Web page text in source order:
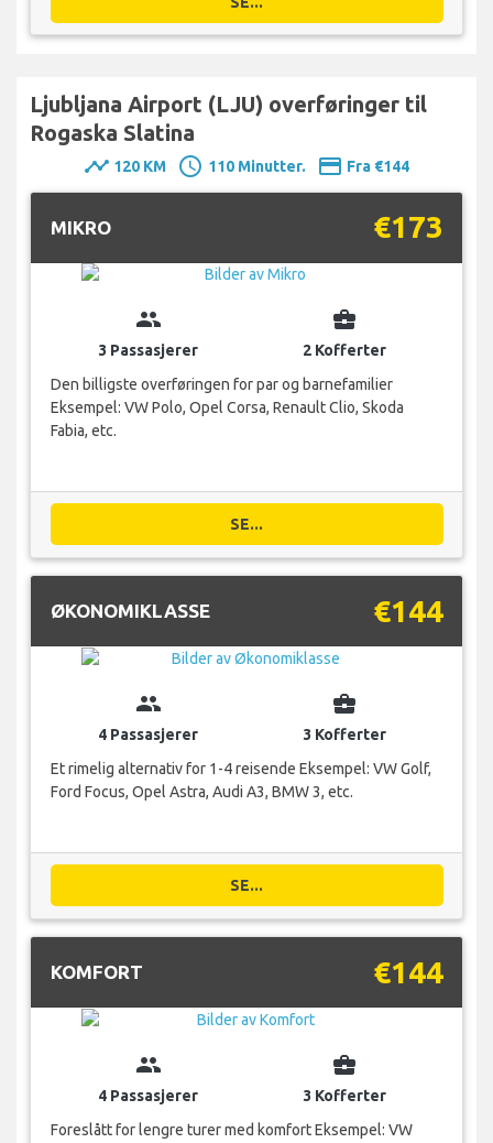
Ljubljana Airport (LJU) overføringer til
Rogaska Slatina
timeline 120 KM schedule 110 Minutter. payment Fra €144
MIKRO €173
group
3 Passasjerer
business_center
2 Kofferter
Den billigste overføringen for par og barnefamilier
Eksempel: VW Polo, Opel Corsa, Renault Clio, Skoda
Fabia, etc.
SE...
ØKONOMIKLASSE €144
group
4 Passasjerer
business_center
3 Kofferter
Et rimelig alternativ for 1-4 reisende Eksempel: VW Golf,
Ford Focus, Opel Astra, Audi A3, BMW 3, etc.
SE...
KOMFORT €144
group
4 Passasjerer
business_center
3 Kofferter
Foreslått for lengre turer med komfort Eksempel: VW